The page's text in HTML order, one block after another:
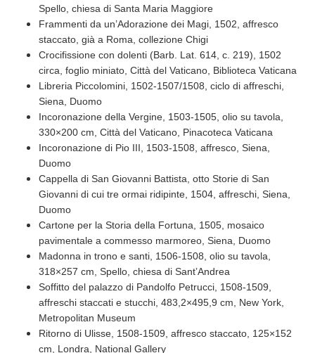
Spello, chiesa di Santa Maria Maggiore
Frammenti da un’Adorazione dei Magi, 1502, affresco
staccato, già a Roma, collezione Chigi
Crocifissione con dolenti (Barb. Lat. 614, c. 219), 1502
circa, foglio miniato, Città del Vaticano, Biblioteca Vaticana
Libreria Piccolomini, 1502-1507/1508, ciclo di affreschi,
Siena, Duomo
Incoronazione della Vergine, 1503-1505, olio su tavola,
330×200 cm, Città del Vaticano, Pinacoteca Vaticana
Incoronazione di Pio III, 1503-1508, affresco, Siena,
Duomo
Cappella di San Giovanni Battista, otto Storie di San
Giovanni di cui tre ormai ridipinte, 1504, affreschi, Siena,
Duomo
Cartone per la Storia della Fortuna, 1505, mosaico
pavimentale a commesso marmoreo, Siena, Duomo
Madonna in trono e santi, 1506-1508, olio su tavola,
318×257 cm, Spello, chiesa di Sant’Andrea
Soffitto del palazzo di Pandolfo Petrucci, 1508-1509,
affreschi staccati e stucchi, 483,2×495,9 cm, New York,
Metropolitan Museum
Ritorno di Ulisse, 1508-1509, affresco staccato, 125×152
cm, Londra, National Gallery